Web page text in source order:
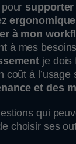
supporter
ergonomique
à mon
à mes
je dois
coût à l’usage
et des
qui
choisir ses